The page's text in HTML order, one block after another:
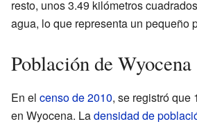
resto, unos 3.49 kilómetros
agua, lo que representa un pequeño
Población de Wyocena
En el censo de 2010, se registró que
en Wyocena. Ladensidad de